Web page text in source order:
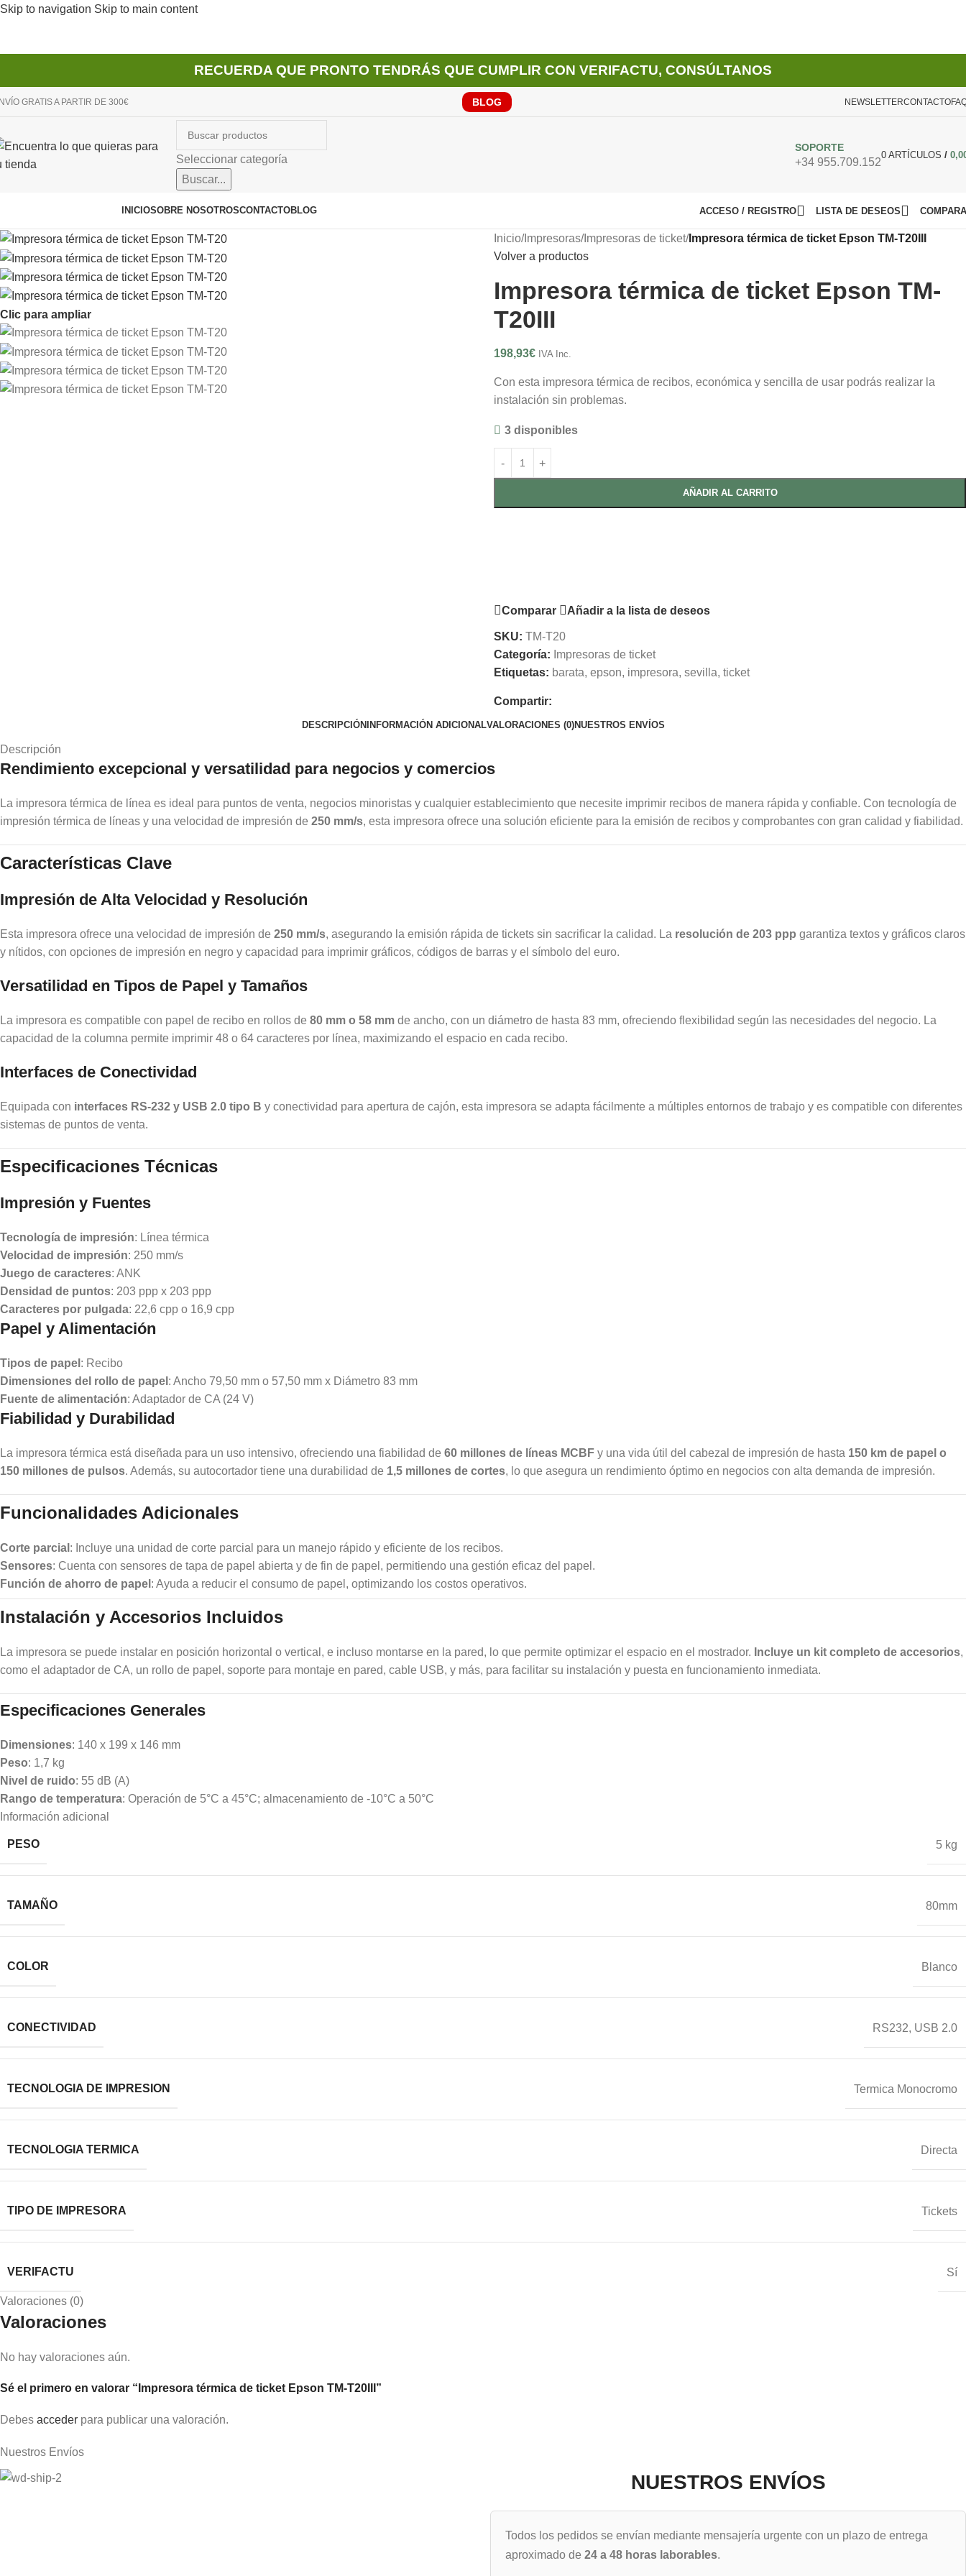
Skip to navigation Skip to main content
RECUERDA QUE PRONTO TENDRÁS QUE CUMPLIR CON VERIFACTU, CONSÚLTANOS
GRATIS A PARTIR DE 300€ BLOG NEWSLETTERCONTACTO
Seleccionar categoría
Buscar...
SOPORTE
+34 955.709.152
0 ARTÍCULOS /
INICIOSOBRE NOSOTROSCONTACTOBLOG ACCESO / REGISTRO LISTA DE DESEOS
Clic para ampliar
Inicio/Impresoras/Impresoras de ticket/Impresora térmica de ticket Epson TM-T20III
Volver a productos
Impresora térmica de ticket Epson TM-
T20III
198,93€ IVA Inc.
Con esta impresora térmica de recibos, económica y sencilla de usar podrás realizar la
instalación sin problemas.
3 disponibles
AÑADIR AL CARRITO
Comparar Añadir a la lista de deseos
SKU: TM-T20
Categoría: Impresoras de ticket
Etiquetas: barata, epson, impresora, sevilla, ticket
Compartir:
DESCRIPCIÓN INFORMACIÓN ADICIONALVALORACIONES (0)NUESTROS ENVÍOS
Descripción
Rendimiento excepcional y versatilidad para negocios y comercios
La impresora térmica de línea es ideal para puntos de venta, negocios minoristas y cualquier establecimiento que necesite imprimir recibos de manera rápida y confiable. Con tecnología de
impresión térmica de líneas y una velocidad de impresión de 250 mm/s, esta impresora ofrece una solución eficiente para la emisión de recibos y comprobantes con gran calidad y fiabilidad.
Características Clave
Impresión de Alta Velocidad y Resolución
Esta impresora ofrece una velocidad de impresión de 250 mm/s, asegurando la emisión rápida de tickets sin sacrificar la calidad. La resolución de 203 ppp garantiza textos y gráficos claros
y nítidos, con opciones de impresión en negro y capacidad para imprimir gráficos, códigos de barras y el símbolo del euro.
Versatilidad en Tipos de Papel y Tamaños
La impresora es compatible con papel de recibo en rollos de 80 mm o 58 mm de ancho, con un diámetro de hasta 83 mm, ofreciendo flexibilidad según las necesidades del negocio. La
capacidad de la columna permite imprimir 48 o 64 caracteres por línea, maximizando el espacio en cada recibo.
Interfaces de Conectividad
Equipada con interfaces RS-232 y USB 2.0 tipo B y conectividad para apertura de cajón, esta impresora se adapta fácilmente a múltiples entornos de trabajo y es compatible con diferentes
sistemas de puntos de venta.
Especificaciones Técnicas
Impresión y Fuentes
Tecnología de impresión: Línea térmica
Velocidad de impresión: 250 mm/s
Juego de caracteres: ANK
Densidad de puntos: 203 ppp x 203 ppp
Caracteres por pulgada: 22,6 cpp o 16,9 cpp
Papel y Alimentación
Tipos de papel : Recibo
Dimensiones del rollo de papel : Ancho 79,50 mm o 57,50 mm x Diámetro 83 mm
Fuente de alimentación: Adaptador de CA (24 V)
Fiabilidad y Durabilidad
La impresora térmica está diseñada para un uso intensivo, ofreciendo una fiabilidad de 60 millones de líneas MCBF y una vida útil del cabezal de impresión de hasta 150 km de papel o
150 millones de pulsos. Además, su autocortador tiene una durabilidad de 1,5 millones de cortes, lo que asegura un rendimiento óptimo en negocios con alta demanda de impresión.
Funcionalidades Adicionales
Corte parcial : Incluye una unidad de corte parcial para un manejo rápido y eficiente de los recibos.
Sensores: Cuenta con sensores de tapa de papel abierta y de fin de papel, permitiendo una gestión eficaz del papel.
Función de ahorro de papel : Ayuda a reducir el consumo de papel, optimizando los costos operativos.
Instalación y Accesorios Incluidos
La impresora se puede instalar en posición horizontal o vertical, e incluso montarse en la pared, lo que permite optimizar el espacio en el mostrador. Incluye un kit completo de accesorios,
como el adaptador de CA, un rollo de papel, soporte para montaje en pared, cable USB, y más, para facilitar su instalación y puesta en funcionamiento inmediata.
Especificaciones Generales
Dimensiones: 140 x 199 x 146 mm
Peso: 1,7 kg
Nivel de ruido: 55 dB (A)
Rango de temperatura: Operación de 5°C a 45°C; almacenamiento de -10°C a 50°C
Información adicional
PESO 5 kg
TAMAÑO 80mm
COLOR Blanco
CONECTIVIDAD RS232, USB 2.0
TECNOLOGIA DE IMPRESION Termica Monocromo
TECNOLOGIA TERMICA Directa
TIPO DE IMPRESORA Tickets
VERIFACTU Sí
Valoraciones (0)
Valoraciones
No hay valoraciones aún.
Sé el primero en valorar “Impresora térmica de ticket Epson TM-T20III”
Debes acceder para publicar una valoración.
Nuestros Envíos
NUESTROS ENVÍOS
Todos los pedidos se envían mediante mensajería urgente con un plazo de entrega
aproximado de 24 a 48 horas laborables.